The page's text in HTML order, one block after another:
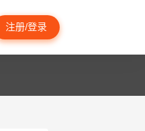
注册/登录